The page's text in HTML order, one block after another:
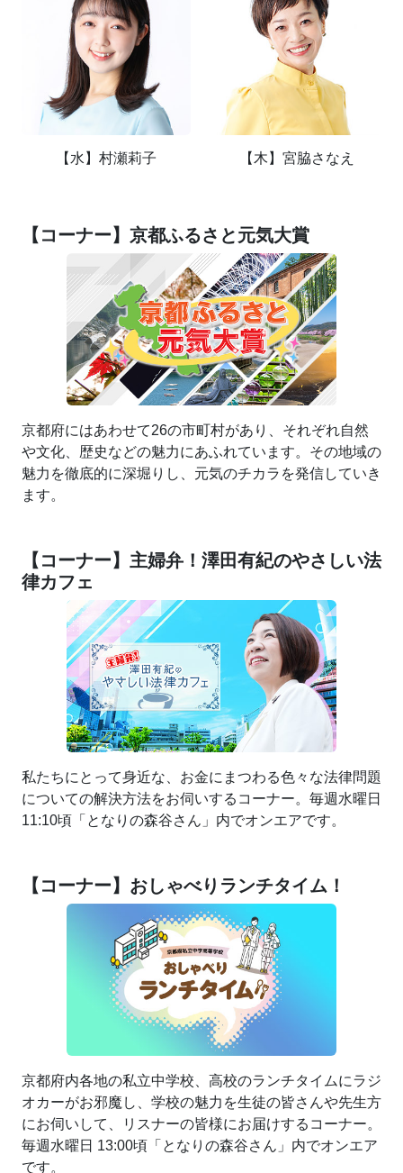
【水】村瀬莉子 【木】宮脇さなえ
【コーナー】京都ふるさと元気大賞
京都府にはあわせて26の市町村があり、それぞれ自然
や文化、歴史などの魅力にあふれています。その地域の
魅力を徹底的に深堀りし、元気のチカラを発信していき
ます。
【コーナー】主婦弁！澤田有紀のやさしい法
律カフェ
私たちにとって身近な、お金にまつわる色々な法律問題
についての解決方法をお伺いするコーナー。毎週水曜日
11:10頃「となりの森谷さん」内でオンエアです。
【コーナー】おしゃべりランチタイム！
京都府内各地の私立中学校、高校のランチタイムにラジ
オカーがお邪魔し、学校の魅力を生徒の皆さんや先生方
にお伺いして、リスナーの皆様にお届けするコーナー。
毎週水曜日 13:00頃「となりの森谷さん」内でオンエア
です。